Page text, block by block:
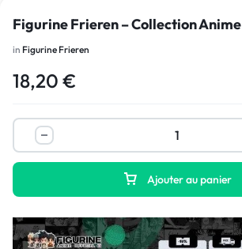
Figurine Frieren – Collection Anime
in Figurine Frieren
18,20 €
Ajouter au panier